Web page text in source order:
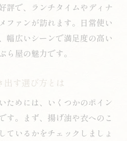
評で、ランチタイムやディナ
ファンが訪れます。日常使い
幅広いシーンで満足度の高い
ら屋の魅力です。
出す選び方とは
ためには、いくつかのポイン
す。まず、揚げ油や衣へのこ
ているかをチェックしましょ